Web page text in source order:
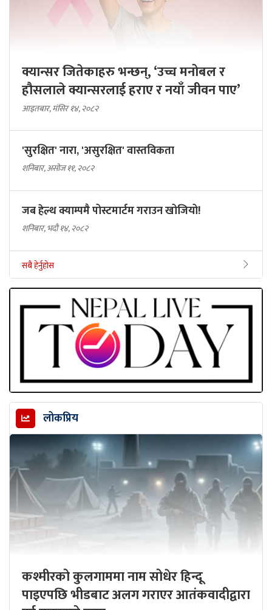
क्यान्सर जितेकाहरु भन्छन्, ‘उच्च मनोबल र
हौसलाले क्यान्सरलाई हराए र नयाँ जीवन पाए’
आइतबार, मंसिर १४, २०८२
'सुरक्षित' नारा, 'असुरक्षित' वास्तविकता
शनिबार, असोज ११, २०८२
जब हेल्थ क्याम्पमै पोस्टमार्टम गराउन खोजियो!
शनिबार, भदौ १४, २०८२
सबै हेर्नुहोस
लोकप्रिय
कश्मीरको कुलगाममा नाम सोधेर हिन्दू
पाइएपछि भीडबाट अलग गराएर आतंकवादीद्वारा